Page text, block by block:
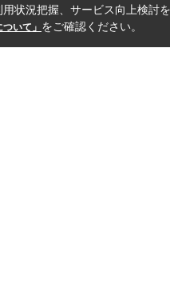
状況把握、サービス向上検討
いて」 をご確認ください。